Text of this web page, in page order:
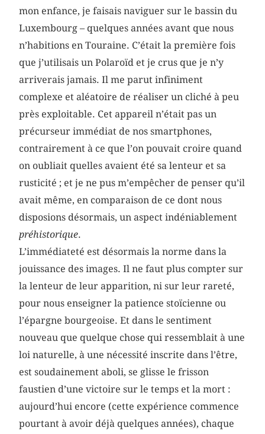
mon enfance, je faisais naviguer sur le bassin du
Luxembourg – quelques années avant que nous
n’habitions en Touraine. C’était la première fois
que j’utilisais un Polaroïd et je crus que je n’y
arriverais jamais. Il me parut infiniment
complexe et aléatoire de réaliser un cliché à peu
près exploitable. Cet appareil n’était pas un
précurseur immédiat de nos smartphones,
contrairement à ce que l’on pouvait croire quand
on oubliait quelles avaient été sa lenteur et sa
rusticité ; et je ne pus m’empêcher de penser qu’il
avait même, en comparaison de ce dont nous
disposions désormais, un aspect indéniablement
préhistorique.
L’immédiateté est désormais la norme dans la
jouissance des images. Il ne faut plus compter sur
la lenteur de leur apparition, ni sur leur rareté,
pour nous enseigner la patience stoïcienne ou
l’épargne bourgeoise. Et dans le sentiment
nouveau que quelque chose qui ressemblait à une
loi naturelle, à une nécessité inscrite dans l’être,
est soudainement aboli, se glisse le frisson
faustien d’une victoire sur le temps et la mort :
aujourd’hui encore (cette expérience commence
pourtant à avoir déjà quelques années), chaque